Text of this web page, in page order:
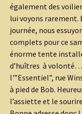
également des
lui voyons rarement.
journée, nous
complets pour ce
énorme tente
d’huîtres à volonté…
l'”Essentiel”, rue
à pied de Bob.
l’assiette et le